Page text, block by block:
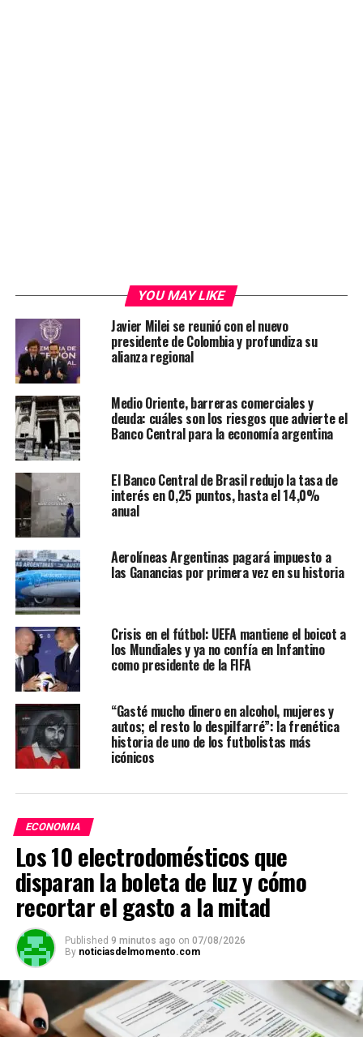
YOU MAY LIKE
Javier Milei se reunió con el nuevo
presidente de Colombia y profundiza su
alianza regional
Medio Oriente, barreras comerciales y
deuda: cuáles son los riesgos que advierte el
Banco Central para la economía argentina
El Banco Central de Brasil redujo la tasa de
interés en 0,25 puntos, hasta el 14,0%
anual
Aerolíneas Argentinas pagará impuesto a
las Ganancias por primera vez en su historia
Crisis en el fútbol: UEFA mantiene el boicot a
los Mundiales y ya no confía en Infantino
como presidente de la FIFA
“Gasté mucho dinero en alcohol, mujeres y
autos; el resto lo despilfarré”: la frenética
historia de uno de los futbolistas más
icónicos
ECONOMIA
Los 10 electrodomésticos que
disparan la boleta de luz y cómo
recortar el gasto a la mitad
Published 9 minutos ago on 07/08/2026
By noticiasdelmomento.com